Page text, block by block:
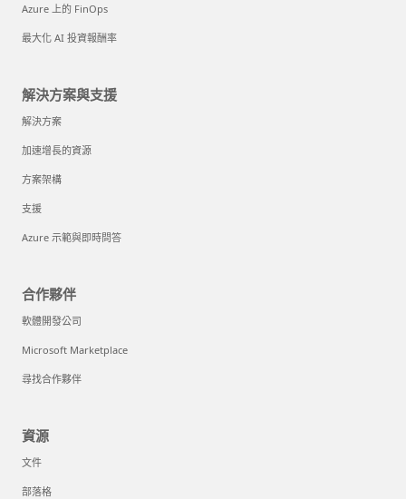
Azure 上的 FinOps
最大化 AI 投資報酬率
解決方案與支援
解決方案
加速增長的資源
方案架構
支援
Azure 示範與即時問答
合作夥伴
軟體開發公司
Microsoft Marketplace
尋找合作夥伴
資源
文件
部落格